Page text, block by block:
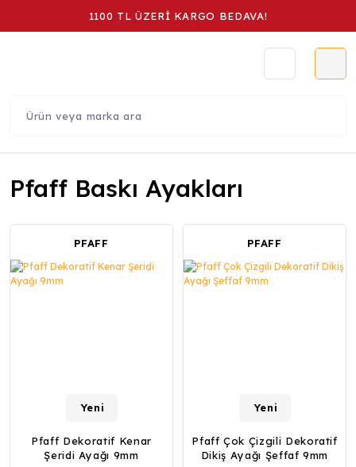
1100 TL ÜZERİ KARGO BEDAVA!
Pfaff Baskı Ayakları
PFAFF
Yeni
Pfaff Dekoratif Kenar
Şeridi Ayağı 9mm
PFAFF
Yeni
Pfaff Çok Çizgili Dekoratif
Dikiş Ayağı Şeffaf 9mm